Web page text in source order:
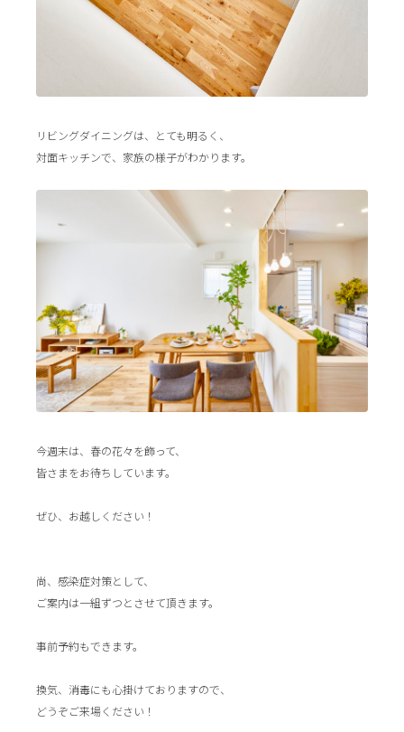
リビングダイニングは、とても明るく、
対面キッチンで、家族の様子がわかります。
今週末は、春の花々を飾って、
皆さまをお待ちしています。
ぜひ、お越しください！
尚、感染症対策として、
ご案内は一組ずつとさせて頂きます。
事前予約もできます。
換気、消毒にも心掛けておりますので、
どうぞご来場ください！